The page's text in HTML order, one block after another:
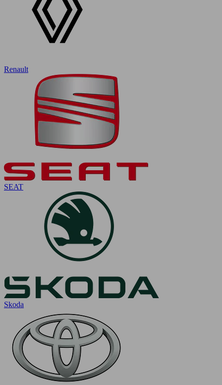
Renault
SEAT
Skoda